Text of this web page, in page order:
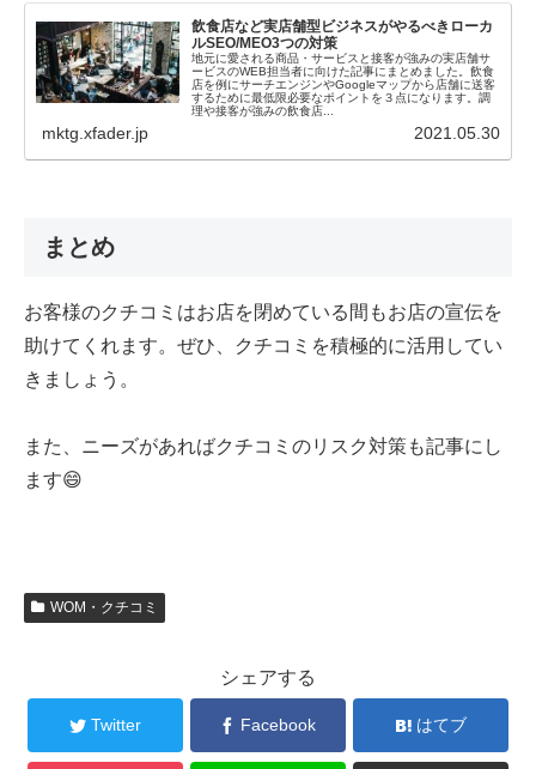
飲食店など実店舗型ビジネスがやるべきローカ
ルSEO/MEO3つの対策
地元に愛される商品・サービスと接客が強みの実店舗サ
ービスのWEB担当者に向けた記事にまとめました。飲食
店を例にサーチエンジンやGoogleマップから店舗に送客
するために最低限必要なポイントを３点になります。調
理や接客が強みの飲食店...
mktg.xfader.jp 2021.05.30
まとめ
お客様のクチコミはお店を閉めている間もお店の宣伝を
助けてくれます。ぜひ、クチコミを積極的に活用してい
きましょう。
また、ニーズがあればクチコミのリスク対策も記事にし
ます😄
WOM・クチコミ
シェアする
Twitter Facebook はてブ